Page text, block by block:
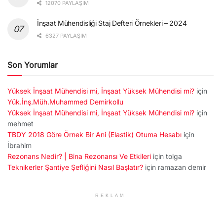
12070 PAYLAŞIM
İnşaat Mühendisliği Staj Defteri Örnekleri – 2024
6327 PAYLAŞIM
Son Yorumlar
Yüksek İnşaat Mühendisi mi, İnşaat Yüksek Mühendisi mi? için
Yük.İnş.Müh.Muhammed Demirkollu
Yüksek İnşaat Mühendisi mi, İnşaat Yüksek Mühendisi mi? için
mehmet
TBDY 2018 Göre Örnek Bir Ani (Elastik) Otuma Hesabı için
İbrahim
Rezonans Nedir? | Bina Rezonansı Ve Etkileri için tolga
Teknikerler Şantiye Şefliğini Nasıl Başlatır? için ramazan demir
REKLAM